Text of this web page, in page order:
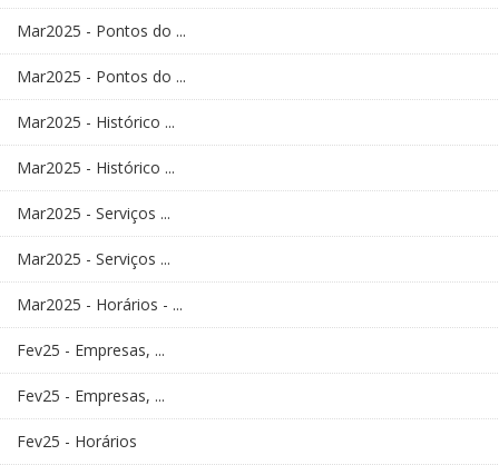
Mar2025 - Pontos do ...
Mar2025 - Pontos do ...
Mar2025 - Histórico ...
Mar2025 - Histórico ...
Mar2025 - Serviços ...
Mar2025 - Serviços ...
Mar2025 - Horários - ...
Fev25 - Empresas, ...
Fev25 - Empresas, ...
Fev25 - Horários